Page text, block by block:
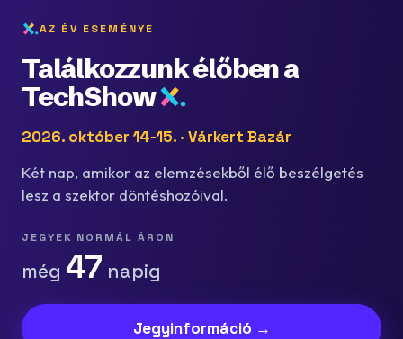
AZ ÉV ESEMÉNYE
Találkozzunk élőben a
TechShow
2026. október 14-15. · Várkert Bazár
Két nap, amikor az elemzésekből élő beszélgetés
lesz a szektor döntéshozóival.
JEGYEK NORMÁL ÁRON
még 47 napig
Jegyinformáció →